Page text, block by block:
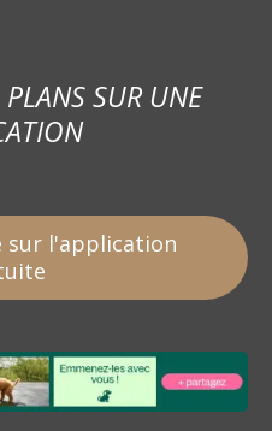
SUR UNE
sur l'application